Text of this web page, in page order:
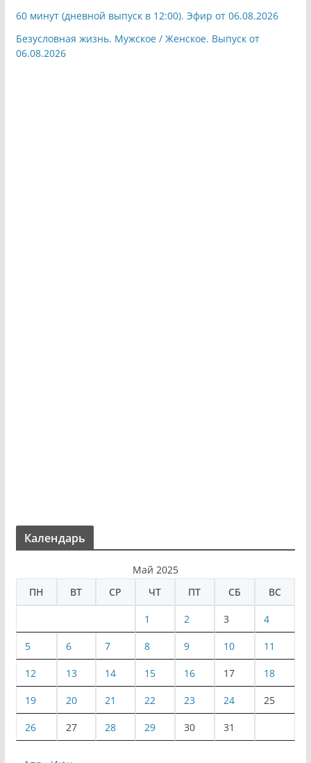
60 минут (дневной выпуск в 12:00). Эфир от 06.08.2026
Безусловная жизнь. Мужское / Женское. Выпуск от
06.08.2026
Календарь
Май 2025
ПН
ВТ СР ЧТ ПТ СБ ВС
1 2 3 4
5 6 7 8 9 10 11
12 13 14 15 16 17 18
19 20 21 22 23 24 25
26 27 28 29 30 31